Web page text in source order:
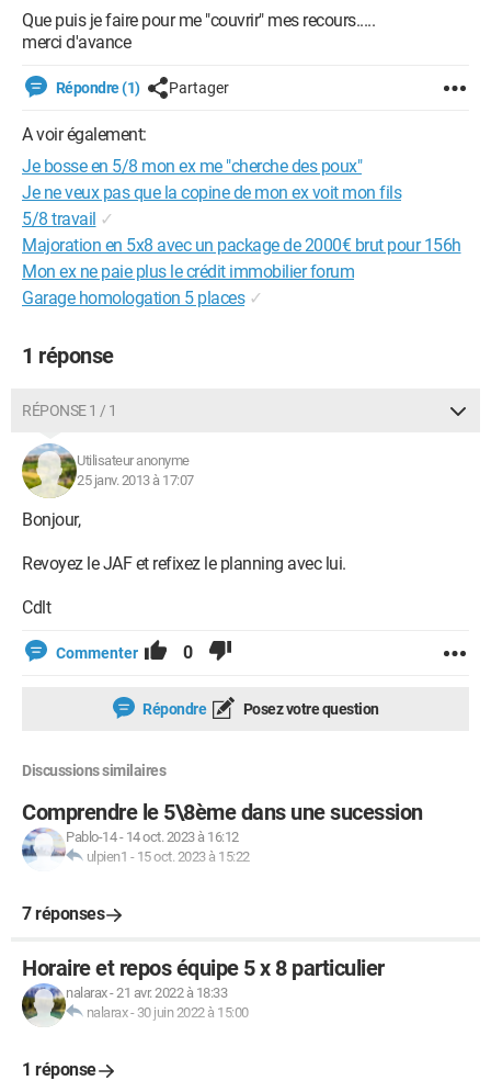
Que puis je faire pour me "couvrir" mes recours.....
merci d'avance
Répondre (1) Partager
A voir également:
Je bosse en 5/8 mon ex me "cherche des poux"
Je ne veux pas que la copine de mon ex voit mon fils
5/8 travail ✓
Majoration en 5x8 avec un package de 2000€ brut pour 156h
Mon ex ne paie plus le crédit immobilier forum
Garage homologation 5 places ✓
1 réponse
RÉPONSE 1 / 1
Utilisateur anonyme
25 janv. 2013 à 17:07
Bonjour,
Revoyez le JAF et refixez le planning avec lui.
Cdlt
Commenter 0
Répondre Posez votre question
Discussions similaires
Comprendre le 5\8ème dans une sucession
Pablo-14- 14 oct. 2023 à 16:12
ulpien1 - 15 oct. 2023 à 15:22
7 réponses
Horaire et repos équipe 5 x 8 particulier
nalarax-21 avr. 2022 à 18:33
nalarax- 30 juin 2022 à 15:00
1 réponse